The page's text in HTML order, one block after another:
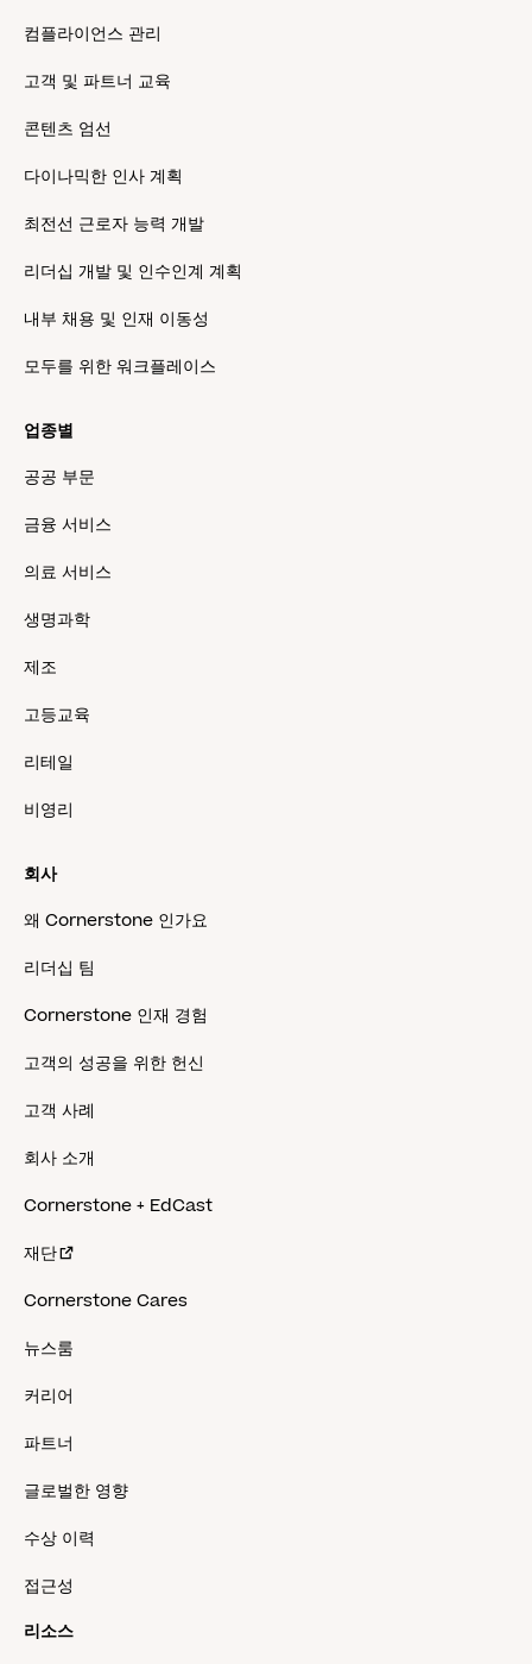
컴플라이언스 관리
고객 및 파트너 교육
콘텐츠 엄선
다이나믹한 인사 계획
최전선 근로자 능력 개발
리더십 개발 및 인수인계 계획
내부 채용 및 인재 이동성
모두를 위한 워크플레이스
업종별
공공 부문
금융 서비스
의료 서비스
생명과학
제조
고등교육
리테일
비영리
회사
왜 Cornerstone 인가요
리더십 팀
Cornerstone 인재 경험
고객의 성공을 위한 헌신
고객 사례
회사 소개
Cornerstone + EdCast
재단
Cornerstone Cares
뉴스룸
커리어
파트너
글로벌한 영향
수상 이력
접근성
리소스